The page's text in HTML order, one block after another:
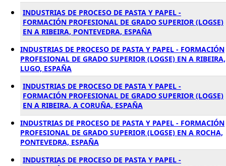
INDUSTRIAS DE PROCESO DE PASTA Y PAPEL -
FORMACIÓN PROFESIONAL DE GRADO SUPERIOR (LOGSE)
EN A RIBEIRA, PONTEVEDRA, ESPAÑA
INDUSTRIAS DE PROCESO DE PASTA Y PAPEL - FORMACIÓN
PROFESIONAL DE GRADO SUPERIOR (LOGSE) EN A RIBEIRA,
LUGO, ESPAÑA
INDUSTRIAS DE PROCESO DE PASTA Y PAPEL -
FORMACIÓN PROFESIONAL DE GRADO SUPERIOR (LOGSE)
EN A RIBEIRA, A CORUÑA, ESPAÑA
INDUSTRIAS DE PROCESO DE PASTA Y PAPEL - FORMACIÓN
PROFESIONAL DE GRADO SUPERIOR (LOGSE) EN A ROCHA,
PONTEVEDRA, ESPAÑA
INDUSTRIAS DE PROCESO DE PASTA Y PAPEL -